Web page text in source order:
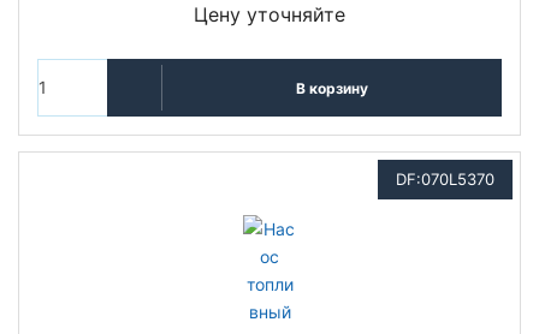
Цену уточняйте
В корзину
DF:070L5370